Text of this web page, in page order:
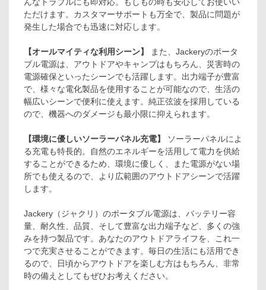
ただけます。カスタマーサポートも万全で、製品に問題が
発生した場合でも迅速に対応します。
【オールマイティな利用シーン】
また、Jackeryのポータ
ブル電源は、アウトドアやキャンプはもちろん、災害時の
電源確保といったシーンでも活躍します。出力端子が豊富
で、様々な電化製品を使用することが可能なので、生活の
幅広いシーンで便利に使えます。純正弦波を採用している
ので、機器へのダメージも最小限に抑えられます。
【環境に優しいソーラーパネル充電】
ソーラーパネルによ
る充電も特長的。自然のエネルギーを活用して電力を供給
することができるため、環境に優しく、また電源がない場
所でも使えるので、より広範囲のアウトドアシーンで活躍
します。
Jackery（ジャクリ）のポータブル電源は、バッテリー容
量、耐久性、品質、そして豊富な出力端子など、多くの強
みを持つ製品です。あなたのアウトドアライフを、これ一
つで充実させることができます。毎日の生活にも活用でき
るので、日頃からアウトドアを楽しむ方はもちろん、非常
時の備えとしてもぜひお考えください。